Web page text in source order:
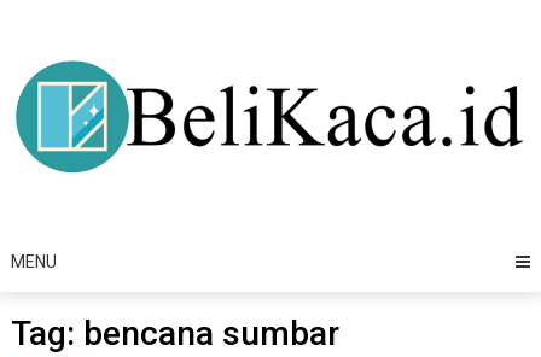
content
MENU
Tag: bencana sumbar